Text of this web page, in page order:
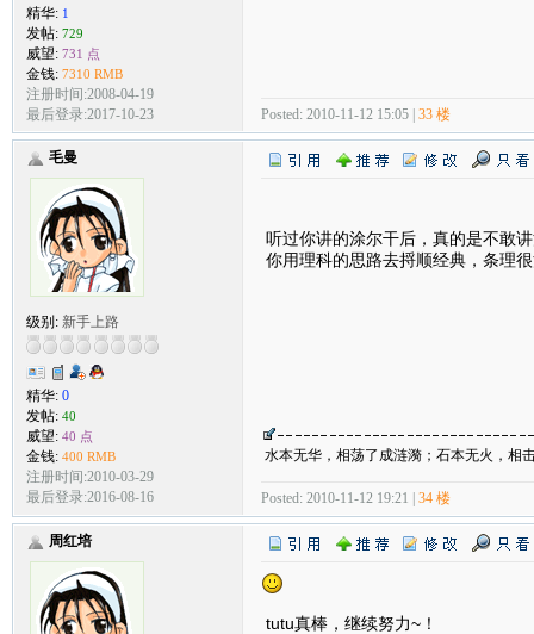
精华: 1
发帖: 729
威望: 731 点
金钱: 7310 RMB
注册时间:2008-04-19
最后登录:2017-10-23
Posted: 2010-11-12 15:05 | 33 楼
毛曼
级别: 新手上路
精华: 0
发帖: 40
威望: 40 点
金钱: 400 RMB
注册时间:2010-03-29
最后登录:2016-08-16
听过你讲的涂尔干后，真的是不敢
你用理科的思路去捋顺经典，条理
水本无华，相荡了成涟漪；石本无火，相
Posted: 2010-11-12 19:21 | 34 楼
周红培
tutu真棒，继续努力~！